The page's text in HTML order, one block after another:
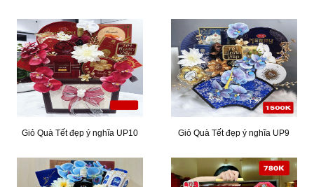
Giỏ Quà Tết đẹp ý nghĩa UP10 Giỏ Quà Tết đẹp ý nghĩa UP9